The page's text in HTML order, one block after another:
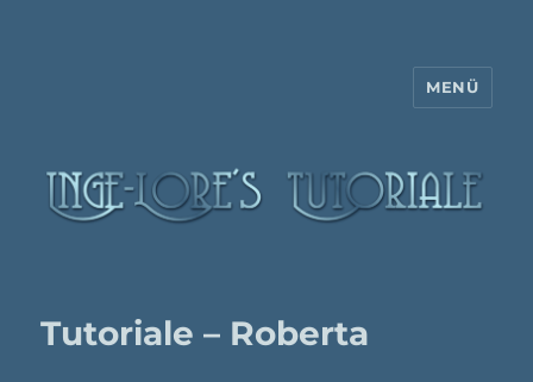
MENÜ
Tutoriale – Roberta